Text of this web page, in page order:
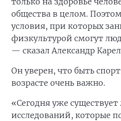
общества в целом.
условия, при которых
физкультурой смогут
— сказал Александр
Он уверен, что быть
возрасте очень важно.
«Сегодня уже
исследований, которые